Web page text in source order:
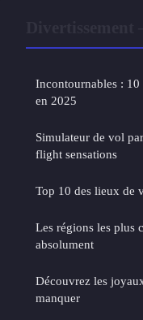
Incontournables : 10
en 2025
Simulateur de vol
flight sensations
Top 10 des lieux de
Les régions les plus
absolument
Découvrez les
manquer